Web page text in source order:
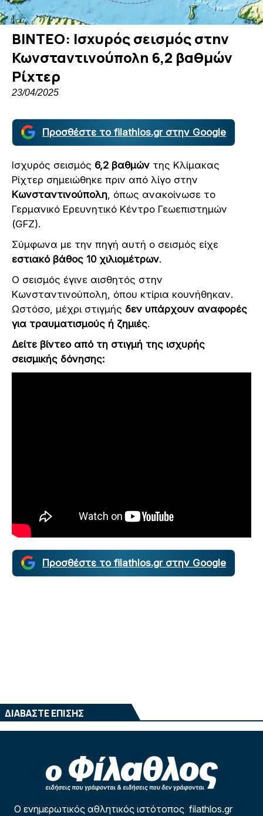
ΒΙΝΤΕΟ: Ισχυρός σεισμός στην
Κωνσταντινούπολη 6,2 βαθμών
Ρίχτερ
23/04/2025
Προσθέστε το filathlos.gr στην Google
Ισχυρός σεισμός 6,2 βαθμών της Κλίμακας
Ρίχτερ σημειώθηκε πριν από λίγο στην
Κωνσταντινούπολη , όπως ανακοίνωσε το
Γερμανικό Ερευνητικό Κέντρο Γεωεπιστημών
(GFZ).
Σύμφωνα με την πηγή αυτή ο σεισμός είχε
εστιακό βάθος 10 χιλιομέτρων.
Ο σεισμός έγινε αισθητός στην
Κωνσταντινούπολη, όπου κτίρια κουνήθηκαν.
Ωστόσο, μέχρι στιγμής δεν υπάρχουν αναφορές
για τραυματισμούς ή ζημιές.
Δείτε βίντεο από τη στιγμή της ισχυρής
σεισμικής δόνησης:
Προσθέστε το filathlos.gr στην Google
ΔΙΑΒΑΣΤΕ ΕΠΙΣΗΣ
Ο ενημερωτικός αθλητικός ιστότοπος filathlos.gr